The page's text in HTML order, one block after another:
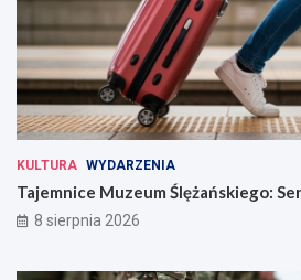
KULTURA WYDARZENIA
Tajemnice Muzeum Ślężańskiego:
8 sierpnia 2026